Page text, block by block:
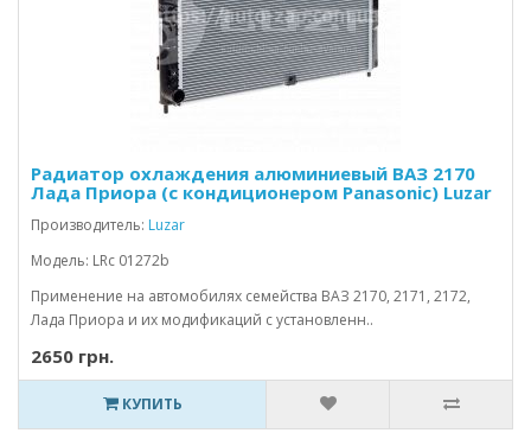
Радиатор охлаждения алюминиевый ВАЗ 2170
Лада Приора (с кондиционером Panasonic) Luzar
Производитель: Luzar
Модель: LRc 01272b
Применение на автомобилях семейства ВАЗ 2170, 2171, 2172,
Лада Приора и их модификаций с установленн..
2650 грн.
КУПИТЬ